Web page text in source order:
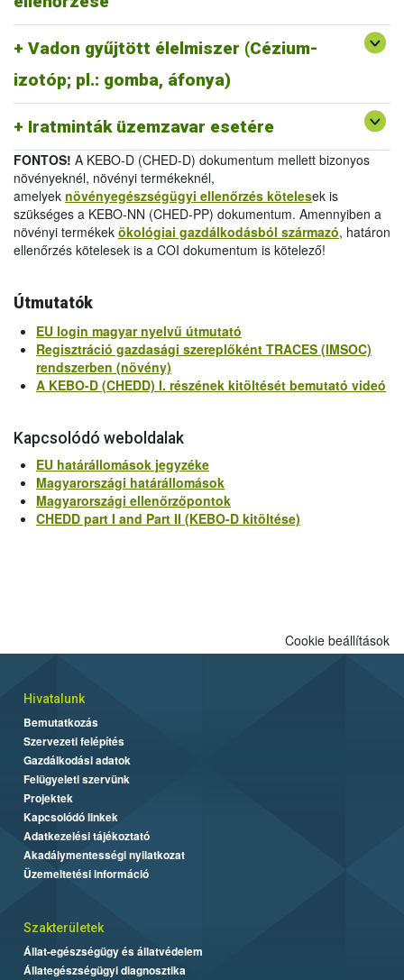
Vadon gyűjtött élelmiszer (Cézium-
izotóp; pl.: gomba, áfonya)
Iratminták üzemzavar esetére
melléklet/
IV.
-Egészségügyi bizonyítvány 2011/884/EU III.
- Vizsgálati jelentés 2011/884/EU IV.
melléklet/Analytical Report 2011/884/EU Annex IV
FONTOS! A KEBO-D (CHED-D) dokumentum mellett bizonyos
növényeknél, növényi termékeknél,
amelyek növényegészségügyi ellenőrzés kötelesek is
szükséges a KEBO-NN (CHED-PP) dokumentum. Amennyiben a
növényi termékek ökológiai gazdálkodásból származó, határon
ellenőrzés kötelesek is a COI dokumentum is kötelező!
Útmutatók
EU login magyar nyelvű útmutató
Regisztráció gazdasági szereplőként TRACES (IMSOC)
rendszerben (növény)
A KEBO-D (CHEDD) I. részének kitöltését bemutató videó
Kapcsolódó weboldalak
EU határállomások jegyzéke
Magyarországi határállomások
Magyarországi ellenőrzőpontok
CHEDD part I and Part II (KEBO-D kitöltése)
Cookie beállítások
Hivatalunk
Bemutatkozás
Szervezeti felépítés
Gazdálkodási adatok
Felügyeleti szervünk
Projektek
Kapcsolódó linkek
Adatkezelési tájékoztató
Akadálymentességi nyilatkozat
Üzemeltetési információ
Szakterületek
Állat-egészségügy és állatvédelem
Állategészségügyi diagnosztika